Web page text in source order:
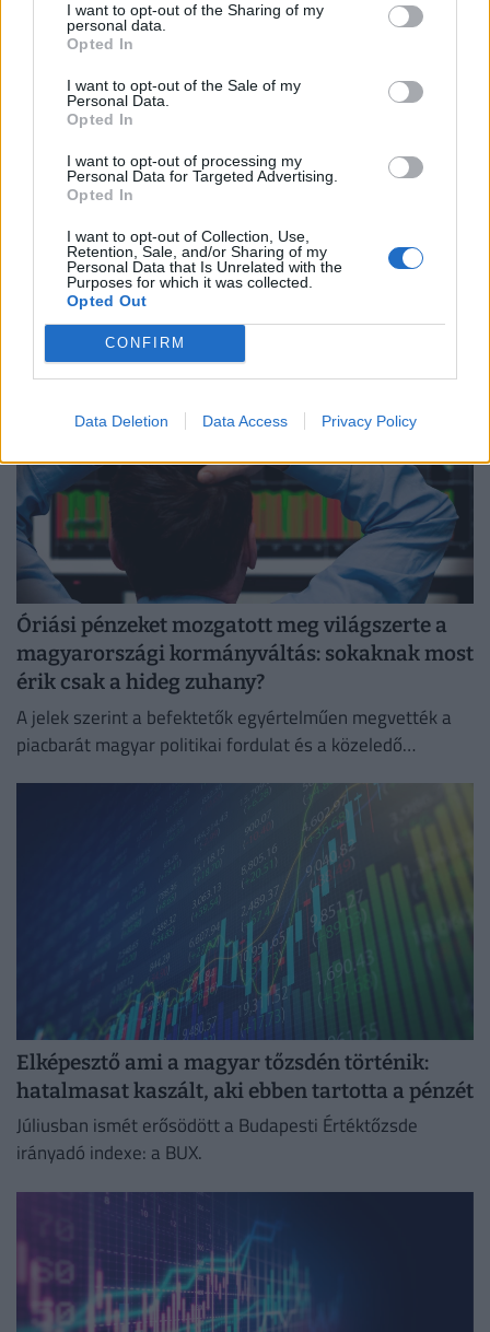
I want to opt-out of the Sharing of my
personal data.
Opted In
I want to opt-out of the Sale of my
Personal Data.
Opted In
I want to opt-out of processing my
Personal Data for Targeted Advertising.
Opted In
I want to opt-out of Collection, Use,
Retention, Sale, and/or Sharing of my
Personal Data that Is Unrelated with the
Purposes for which it was collected.
Opted Out
CONFIRM
Data Deletion Data Access Privacy Policy
Fontos bejelentést tett az egyik hazai bank: így
magyarok
Új, rugalmas lakástakarék-konstrukciót vezetett be az
egyik hazai nagybank: az ügyfelek már négy, illetve nyolc
év elteltével is kivehetik a pénzüket előre meghatározott
hozammal.
Óriási pénzeket mozgatott meg világszerte a
magyarországi kormányváltás: sokaknak most
érik csak a hideg zuhany?
A jelek szerint a befektetők egyértelműen megvették a
piacbarát magyar politikai fordulat és a közeledő
Elképesztő ami a magyar tőzsdén történik:
hatalmasat kaszált, aki ebben tartotta a pénzét
Júliusban ismét erősödött a Budapesti Értéktőzsde
irányadó indexe: a BUX.